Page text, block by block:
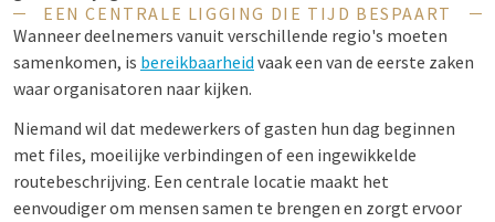
EEN CENTRALE LIGGING DIE TIJD BESPAART
Wanneer deelnemers vanuit verschillende regio's moeten
samenkomen, is bereikbaarheid vaak een van de eerste zaken
waar organisatoren naar kijken.
Niemand wil dat medewerkers of gasten hun dag beginnen
met files, moeilijke verbindingen of een ingewikkelde
routebeschrijving. Een centrale locatie maakt het
eenvoudiger om mensen samen te brengen en zorgt ervoor